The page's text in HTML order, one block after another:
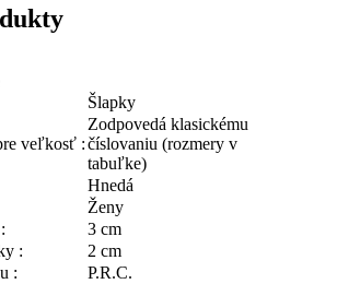
Šlapky
veľkosť :
Zodpovedá klasickému
číslovaniu (rozmery v
tabuľke)
Hnedá
Ženy
3 cm
:
2 cm
:
P.R.C.